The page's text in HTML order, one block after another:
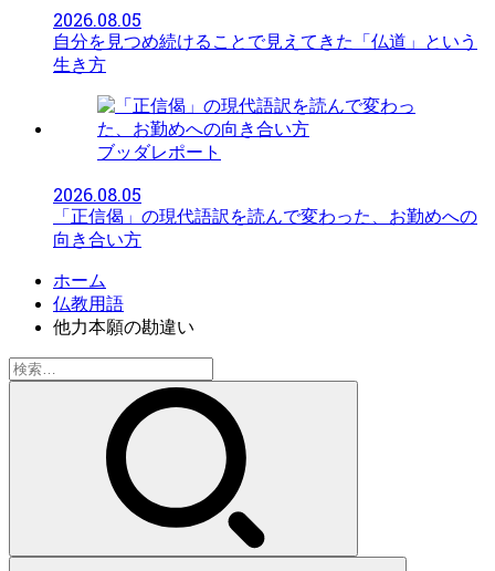
2026.08.05
自分を見つめ続けることで見えてきた「仏道」という
生き方
ブッダレポート
2026.08.05
「正信偈」の現代語訳を読んで変わった、お勤めへの
向き合い方
ホーム
仏教用語
他力本願の勘違い
検
索: